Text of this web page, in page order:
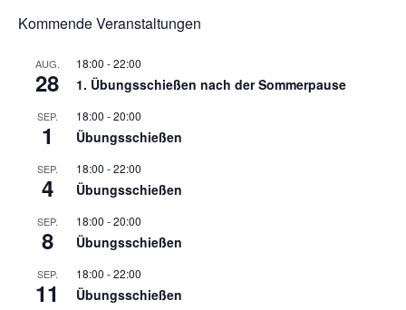
Kommende Veranstaltungen
AUG.
28
18:00 -22:00
1. Übungsschießen nach der Sommerpause
SEP.
1
18:00 -20:00
Übungsschießen
SEP.
4
18:00 -22:00
Übungsschießen
SEP.
8
18:00 -20:00
Übungsschießen
SEP.
11
18:00 -22:00
Übungsschießen